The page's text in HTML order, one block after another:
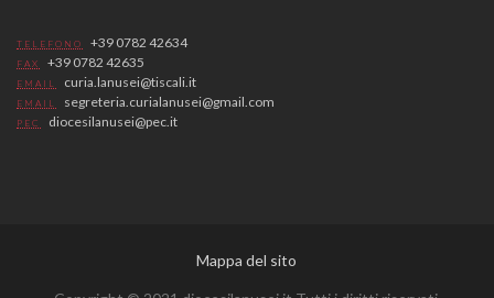
TELEFONO +39 0782 42634
FAX +39 0782 42635
EMAIL curia.lanusei@tiscali.it
EMAIL segreteria.curialanusei@gmail.com
PEC diocesilanusei@pec.it
Mappa del sito